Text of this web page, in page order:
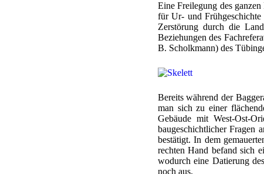
Eine Freilegung des
für Ur- und
Zerstörung durch die
Beziehungen des
B. Scholkmann) des
Bereits während der
man sich zu einer
Gebäude mit West-Ost-
baugeschichtlicher Fragen
bestätigt. In dem
rechten Hand befand sich
wodurch eine Datierung
noch aus.